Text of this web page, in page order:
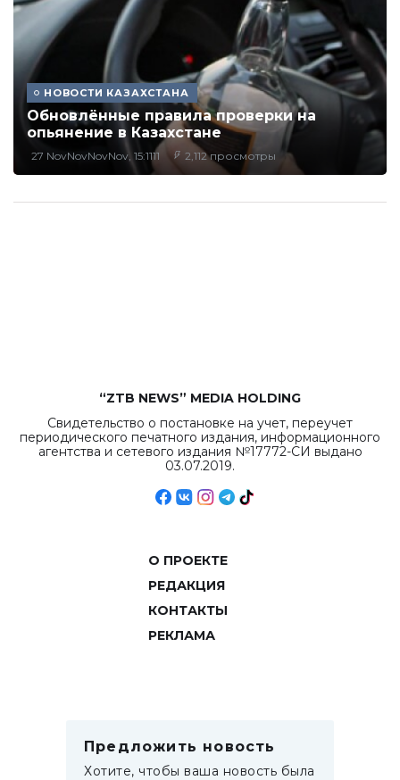
НОВОСТИ КАЗАХСТАНА
Обновлённые правила проверки на
опьянение в Казахстане
27 NovNovNovNov, 15:1111 2,112 просмотры
“ZTB NEWS” MEDIA HOLDING
Свидетельство о постановке на учет, переучет
периодического печатного издания, информационного
агентства и сетевого издания №17772-СИ выдано
03.07.2019.
О ПРОЕКТЕ
РЕДАКЦИЯ
КОНТАКТЫ
РЕКЛАМА
Предложить новость
Хотите, чтобы ваша новость была